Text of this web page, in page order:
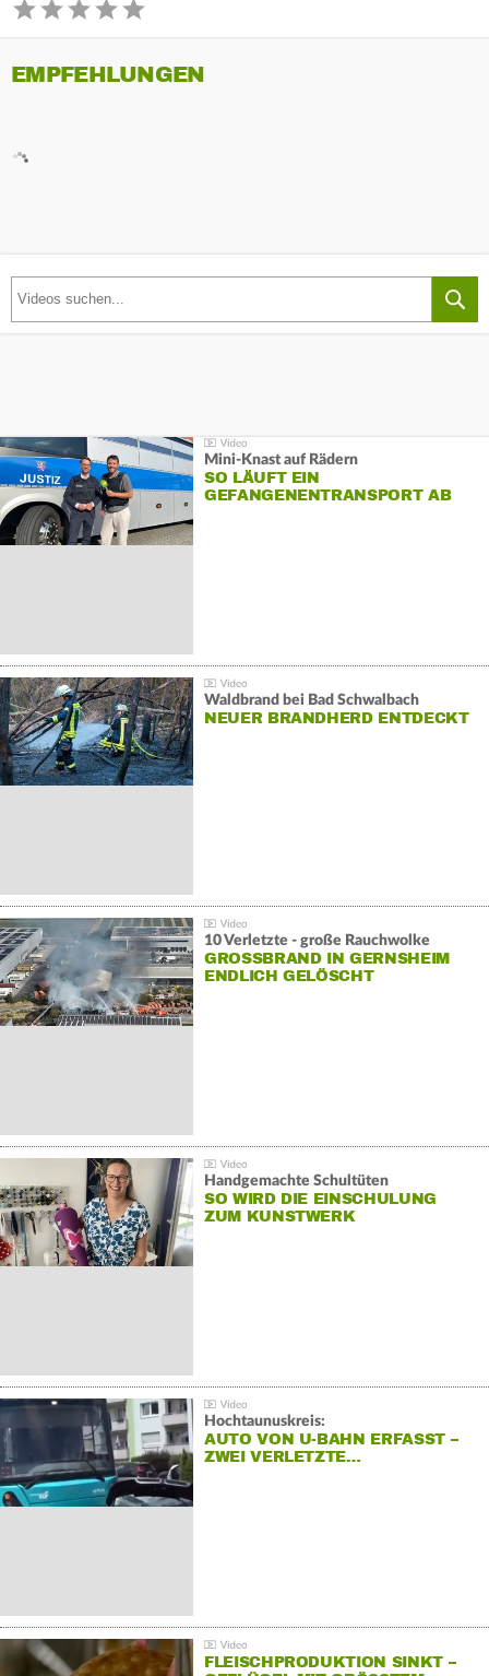
EMPFEHLUNGEN
Mini-Knast auf Rädern
SO LÄUFT EIN
GEFANGENENTRANSPORT AB
Waldbrand bei Bad Schwalbach
NEUER BRANDHERD ENTDECKT
10 Verletzte - große Rauchwolke
GROSSBRAND IN GERNSHEIM E
NDLICH GELÖSCHT
Handgemachte Schultüten
SO WIRD DIE EINSCHULUNG
ZUM KUNSTWERK
Hochtaunuskreis:
AUTO VON U-BAHN ERFASST –
ZWEI VERLETZTE…
FLEISCHPRODUKTION SINKT –